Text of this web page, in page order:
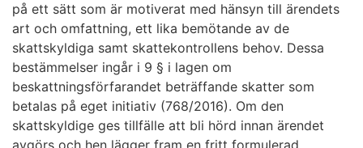
på ett sätt som är motiverat med hänsyn till ärendets
art och omfattning, ett lika bemötande av de
skattskyldiga samt skattekontrollens behov. Dessa
bestämmelser ingår i 9 § i lagen om
beskattningsförfarandet beträffande skatter som
betalas på eget initiativ (768/2016). Om den
skattskyldige ges tillfälle att bli hörd innan ärendet